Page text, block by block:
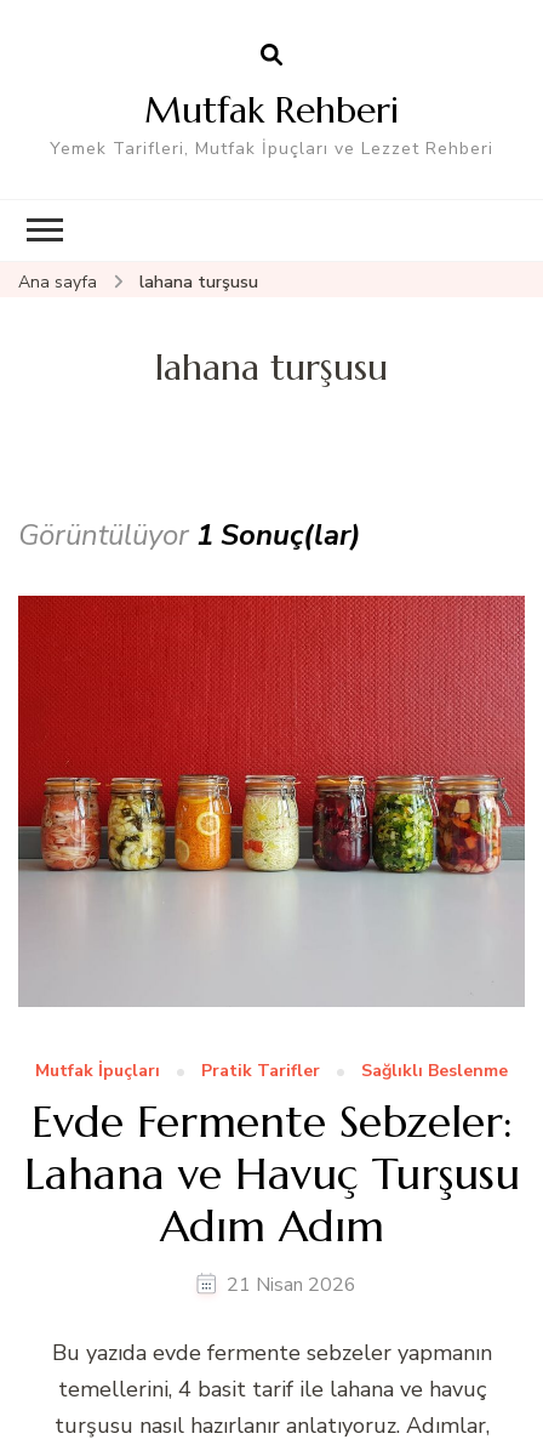
Mutfak Rehberi
Yemek Tarifleri, Mutfak İpuçları ve Lezzet Rehberi
Ana sayfa lahana turşusu
lahana turşusu
Görüntülüyor 1 Sonuç(lar)
Mutfak İpuçları Pratik Tarifler Sağlıklı Beslenme
Evde Fermente Sebzeler:
Lahana ve Havuç Turşusu
Adım Adım
21 Nisan 2026
Bu yazıda evde fermente sebzeler yapmanın
temellerini, 4 basit tarif ile lahana ve havuç
turşusu nasıl hazırlanır anlatıyoruz. Adımlar,